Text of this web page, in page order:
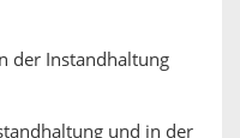
der Instandhaltung
und in der